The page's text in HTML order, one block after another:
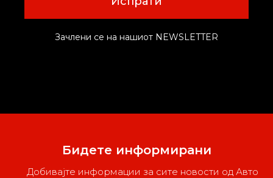
Зачлени се на нашиот NEWSLETTER
Бидете информирани
Добивајте информации за сите новости од Авто